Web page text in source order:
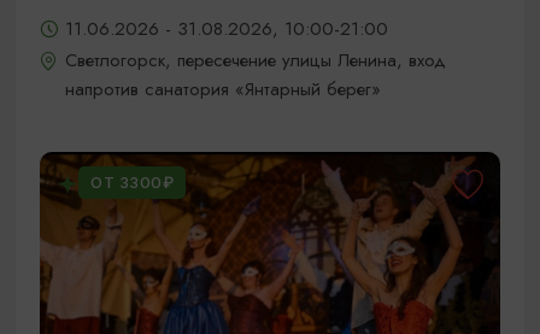
11.06.2026 - 31.08.2026, 10:00-21:00
Светлогорск, пересечение улицы Ленина, вход
напротив санатория «Янтарный берег»
ОТ 3300₽